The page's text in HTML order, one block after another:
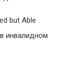
but Able
инвалидном